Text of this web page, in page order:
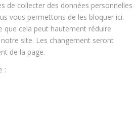
de collecter des données personnelles
vous permettons de les bloquer ici.
que cela peut hautement réduire
site. Les changement seront
de la page.
: